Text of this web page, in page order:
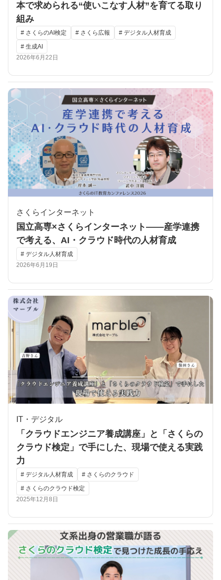
本で求められる“使いこなす人材”を育てる取り
組み
# さくらのAI検定 # さくら広報
# デジタル人材育成
# 生成AI
2026年6月22日
さくらインターネット
国立高専×さくらインターネット――産学連携
で考える、AI・クラウド時代の人材育成
# デジタル人材育成
2026年6月19日
IT・デジタル
「クラウドエンジニア養成講座」と「さくらの
クラウド検定」で手にした、現場で使える実践
力
# デジタル人材育成
# さくらのクラウド
# さくらのクラウド検定
2025年12月8日